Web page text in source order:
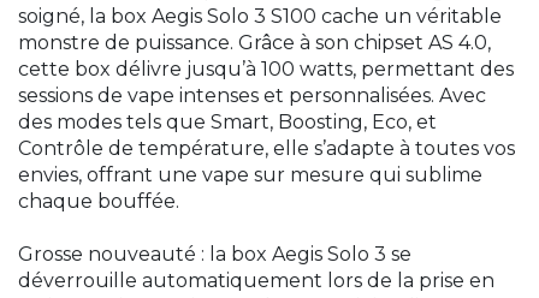
soigné, la box Aegis Solo 3 S100 cache un véritable
monstre de puissance. Grâce à son chipset AS 4.0,
cette box délivre jusqu’à 100 watts, permettant des
sessions de vape intenses et personnalisées. Avec
des modes tels que Smart, Boosting, Eco, et
Contrôle de température, elle s’adapte à toutes vos
envies, offrant une vape sur mesure qui sublime
chaque bouffée.
Grosse nouveauté : la box Aegis Solo 3 se
déverrouille automatiquement lors de la prise en